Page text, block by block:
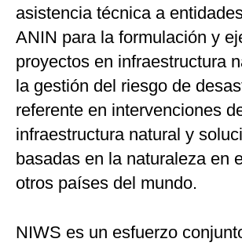
asistencia técnica a
ANIN para la formulación y
proyectos en infraestructura
la gestión del riesgo de
referente en intervenciones
infraestructura natural y
basadas en la naturaleza en
otros países del mundo.
NIWS es un esfuerzo